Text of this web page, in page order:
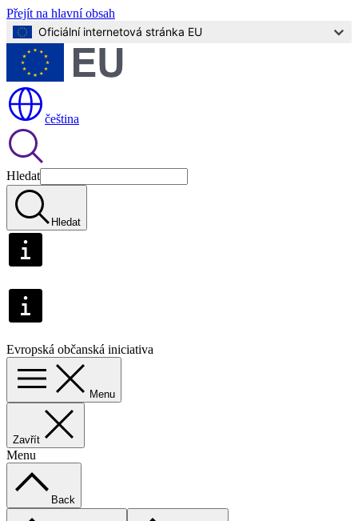
Přejít na hlavní obsah
Oficiální internetová stránka EU
čeština
Hledat
Hledat
Evropská občanská iniciativa
Menu
Zavřít
Menu
Back